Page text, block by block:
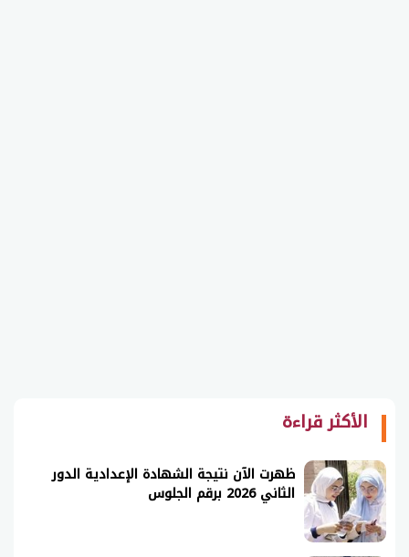
الأكثر قراءة
ظهرت الآن نتيجة الشهادة الإعدادية الدور
الثاني 2026 برقم الجلوس